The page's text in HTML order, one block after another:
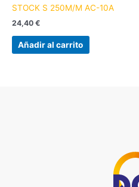
STOCK S 250M/M AC-10A
24,40 €
Añadir al carrito